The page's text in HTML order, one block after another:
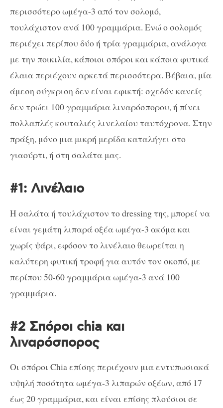
περισσότερο ωμέγα-3 από τον σολομό,
τουλάχιστον ανά 100 γραμμάρια. Ενώ ο σολομός
περιέχει περίπου δύο ή τρία γραμμάρια, ανάλογα
με την ποικιλία, κάποιοι σπόροι και κάποια φυτικά
έλαια περιέχουν αρκετά περισσότερα. Βέβαια, μία
άμεση σύγκριση δεν είναι εφικτή: σχεδόν κανείς
δεν τρώει 100 γραμμάρια λιναρόσπορου, ή πίνει
πολλαπλές κουταλιές λινελαίου ταυτόχρονα. Στην
πράξη, μόνο μια μικρή μερίδα καταλήγει στο
γιαούρτι, ή στη σαλάτα μας.
#1: Λινέλαιο
Η σαλάτα ή τουλάχιστον το dressing της, μπορεί να
είναι γεμάτη λιπαρά οξέα ωμέγα-3 ακόμα και
χωρίς ψάρι, εφόσον το λινέλαιο θεωρείται η
καλύτερη φυτική τροφή για αυτόν τον σκοπό, με
περίπου 50-60 γραμμάρια ωμέγα-3 ανά 100
γραμμάρια.
#2 Σπόροι chia και
λιναρόσπορος
Οι σπόροι Chia επίσης περιέχουν μια εντυπωσιακά
υψηλή ποσότητα ωμέγα-3 λιπαρών οξέων, από 17
έως 20 γραμμάρια, και είναι επίσης πλούσιοι σε